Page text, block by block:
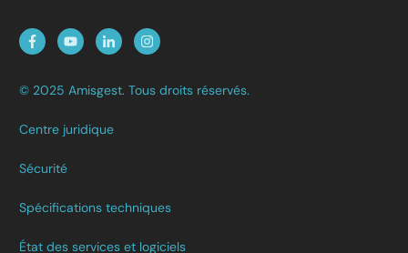
© 2025 Amisgest. Tous droits réservés.
Centre juridique
Sécurité
Spécifications techniques
État des services et logiciels